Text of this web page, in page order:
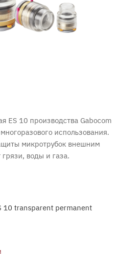
ES 10 производства Gabocom
использования.
микротрубок внешним
воды и газа.
10 transparent permanent